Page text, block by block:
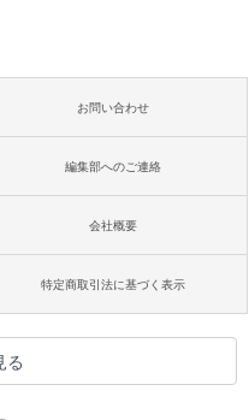
お問い合わせ
編集部へのご連絡
会社概要
特定商取引法に基づく表示
る